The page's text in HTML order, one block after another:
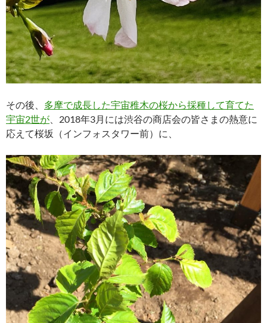
その後、 多摩で成長した宇宙稚木の桜から採種して育てた
宇宙2世が 、2018年3月には渋谷の商店会の皆さまの熱意に
応えて桜坂（インフォスタワー前）に、